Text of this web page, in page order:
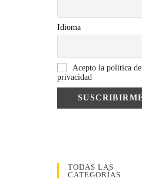
Idioma
Acepto la política de
privacidad
TODAS LAS
CATEGORÍAS